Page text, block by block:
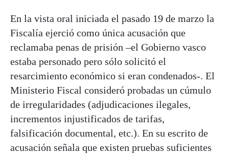
En la vista oral iniciada el pasado 19 de marzo la
Fiscalía ejerció como única acusación que
reclamaba penas de prisión –el Gobierno vasco
estaba personado pero sólo solicitó el
resarcimiento económico si eran condenados-. El
Ministerio Fiscal consideró probadas un cúmulo
de irregularidades (adjudicaciones ilegales,
incrementos injustificados de tarifas,
falsificación documental, etc.). En su escrito de
acusación señala que existen pruebas suficientes